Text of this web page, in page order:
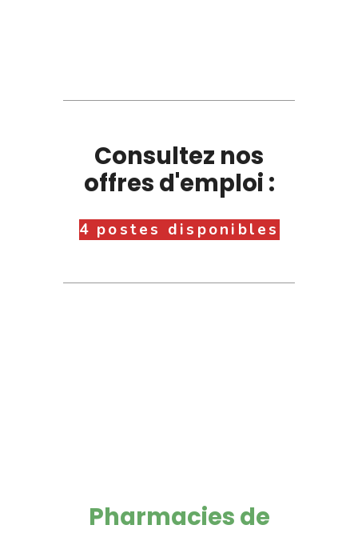
Consultez nos
offres d'emploi :
4 postes disponibles
Pharmacies de